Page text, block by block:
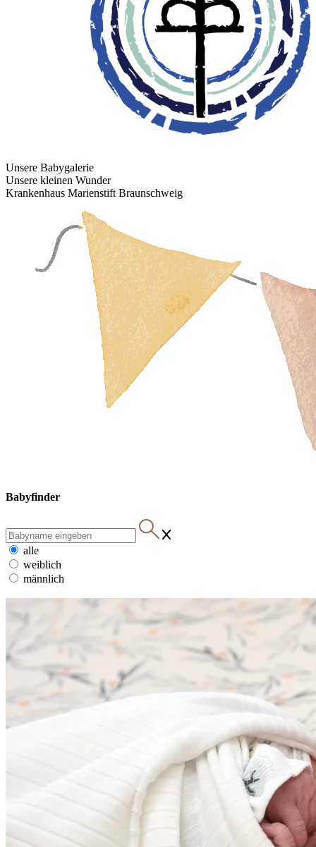
Unsere Babygalerie
Unsere kleinen Wunder
Krankenhaus Marienstift Braunschweig
Babyfinder
alle
weiblich
männlich